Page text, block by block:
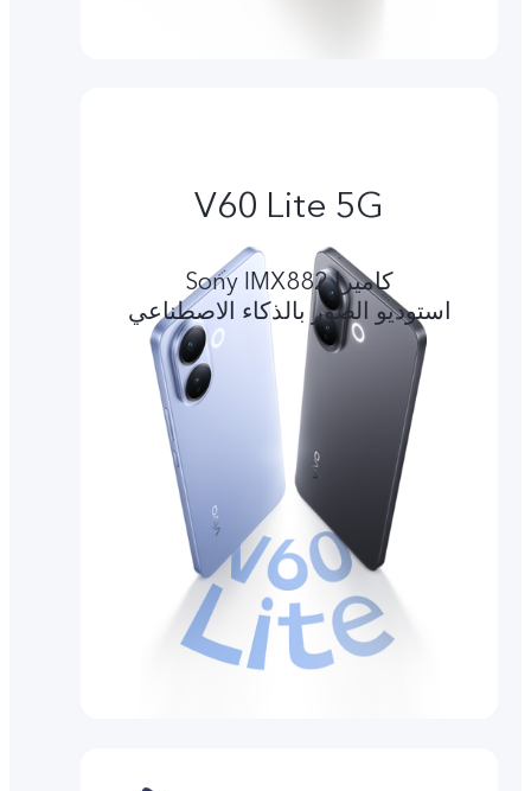
V60 Lite 5G
کامیرا Sony IMX882
استوديو الصور بالذكاء الاصطناعي